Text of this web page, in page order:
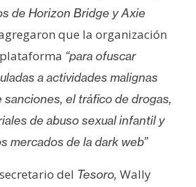
de Horizon Bridge y Axie
que la organización
“para ofuscar
a actividades malignas
sanciones, el tráfico de drogas,
de abuso sexual infantil y
mercados de la dark web”
del Tesoro, Wally